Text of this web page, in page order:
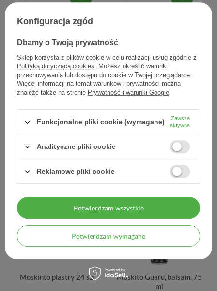
komary i meszki, 75 ml
14,84 zł
0,20 zł / szt.
odstraszający kleszcze, 90
ml,
18,72 zł
0,21 zł / szt.
Moskinto plastry 24 szt
Moskito Guard, balsam, 75
ml
Konfiguracja zgód
Dbamy o Twoją prywatność
Sklep korzysta z plików cookie w celu realizacji usług zgodnie z
Polityką dotyczącą cookies. Możesz określić warunki
przechowywania lub dostępu do cookie w Twojej przeglądarce.
Więcej informacji na temat warunków i prywatności można
znaleźć także na stronie Prywatność i warunki Google.
Funkcjonalne pliki cookie (wymagane)
Zawsze
aktywne
Analityczne pliki cookie
Reklamowe pliki cookie
Potwierdzam wymagane
Potwierdzam wszystkie